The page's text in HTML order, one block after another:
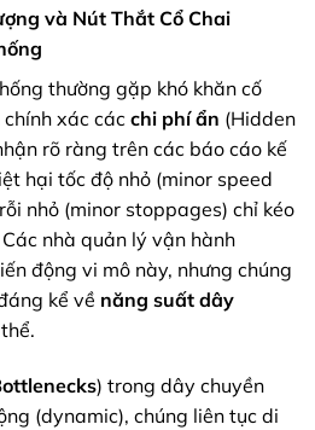
và Nút Thắt Cổ Chai
thường gặp khó khăn cố
xác các chi phí ẩn (Hidden
rõ ràng trên các báo cáo kế
hại tốc độ nhỏ (minor speed
nhỏ (minor stoppages) chỉ kéo
nhà quản lý vận hành
động vi mô này, nhưng chúng
kể về năng suất dây
) trong dây chuyền
(dynamic), chúng liên tục di